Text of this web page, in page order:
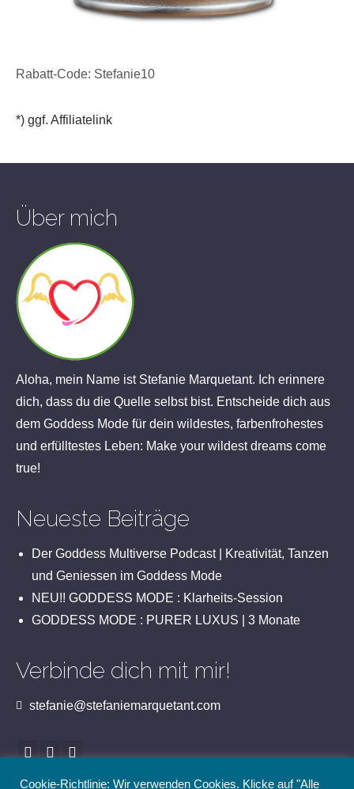
Rabatt-Code: Stefanie10
*) ggf. Affiliatelink
Über mich
Aloha, mein Name ist Stefanie Marquetant. Ich erinnere
dich, dass du die Quelle selbst bist. Entscheide dich aus
dem Goddess Mode für dein wildestes, farbenfrohestes
und erfülltestes Leben: Make your wildest dreams come
true!
Neueste Beiträge
Der Goddess Multiverse Podcast | Kreativität, Tanzen
und Geniessen im Goddess Mode
NEU!! GODDESS MODE : Klarheits-Session
GODDESS MODE : PURER LUXUS | 3 Monate
Verbinde dich mit mir!
stefanie@stefaniemarquetant.com
Cookie-Richtlinie: Wir verwenden Cookies. Klicke auf "Alle